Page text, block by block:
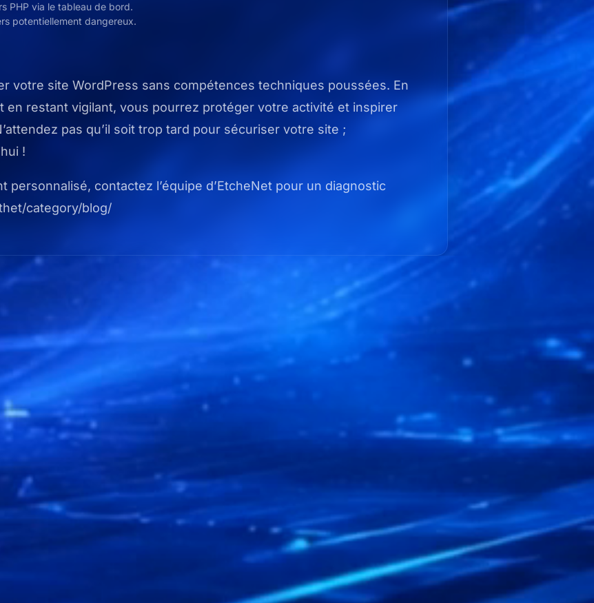
PHP via le tableau de bord.
potentiellement dangereux.
votre site WordPress sans compétences techniques poussées. En
en restant vigilant, vous pourrez protéger votre activité et inspirer
pas qu’il soit trop tard pour sécuriser votre site ;
!
personnalisé, contactez l’équipe d’EtcheNet pour un diagnostic
category/blog/
rapidement avec
Envoyez-moi un message
Politique de confidentialité